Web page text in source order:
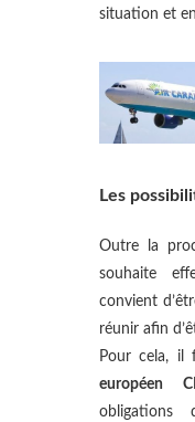
situation et
Les
Outre la
souhaite
convient
réunir afin
Pour cela, il
européen
obligations